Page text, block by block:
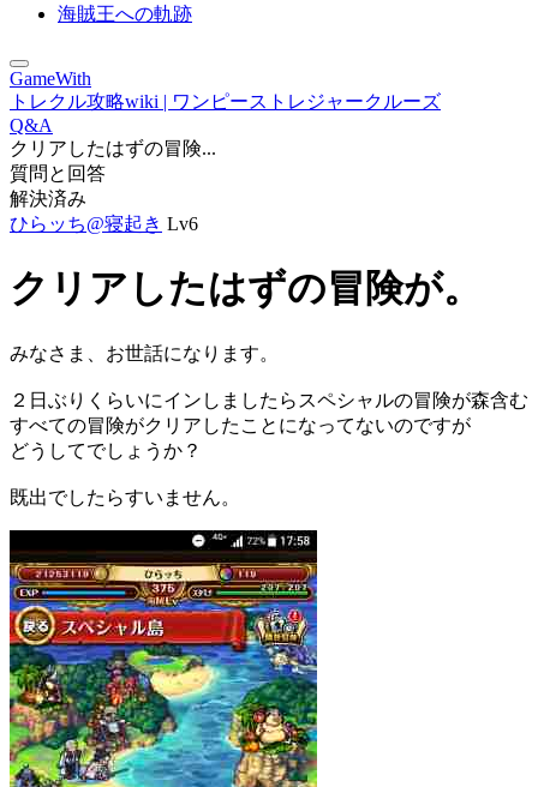
海賊王への軌跡
GameWith
トレクル攻略wiki | ワンピーストレジャークルーズ
Q&A
クリアしたはずの冒険...
質問と回答
解決済み
ひらッち@寝起き Lv6
クリアしたはずの冒険が。
みなさま、お世話になります。
２日ぶりくらいにインしましたらスペシャルの冒険が森含む
すべての冒険がクリアしたことになってないのですが
どうしてでしょうか？
既出でしたらすいません。